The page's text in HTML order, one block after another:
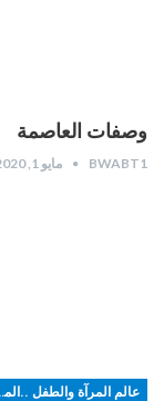
وصفات العاصمة
BWABT1 مايو 1, 2020
عالم